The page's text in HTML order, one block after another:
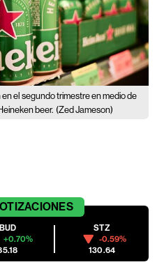
el segundo trimestre en medio de
beer. (Zed Jameson)
BUD
+0.70%
STZ
-0.59%
130.64